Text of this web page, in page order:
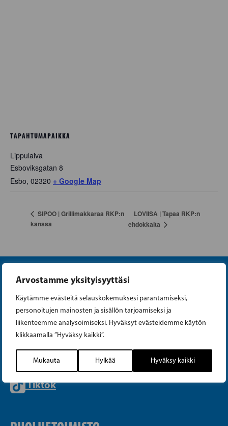
Arvostamme yksityisyyttäsi
Käytämme evästeitä selauskokemuksesi parantamiseksi,
personoitujen mainosten ja sisällön tarjoamiseksi ja
liikenteemme analysoimiseksi. Hyväksyt evästeidemme käytön
klikkaamalla ”Hyväksy kaikki”.
Mukauta Hylkää Hyväksy kaikki
TAPAHTUMAPAIKKA
Lippulaiva
Esboviksgatan 8
Esbo, 02320 + Google Map
SIPOO | Grillimakkaraa RKP:n
kanssa
LOVIISA | Tapaa RKP:n
ehdokkaita
Instagram
Facebook
Tiktok